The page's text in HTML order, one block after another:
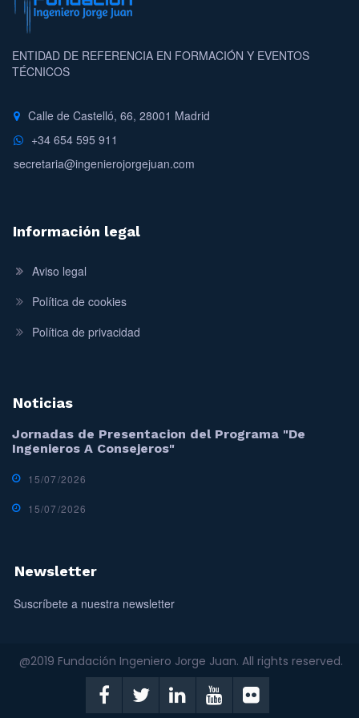
ENTIDAD DE REFERENCIA EN FORMACIÓN Y EVENTOS
TÉCNICOS
Calle de Castelló, 66, 28001 Madrid
+34 654 595 911
secretaria@ingenierojorgejuan.com
Información legal
Aviso legal
Política de cookies
Política de privacidad
Noticias
Jornadas de Presentacion del Programa "De
Ingenieros A Consejeros"
15/07/2026
15/07/2026
Newsletter
Suscríbete a nuestra newsletter
@2019 Fundación Ingeniero Jorge Juan. All rights reserved.